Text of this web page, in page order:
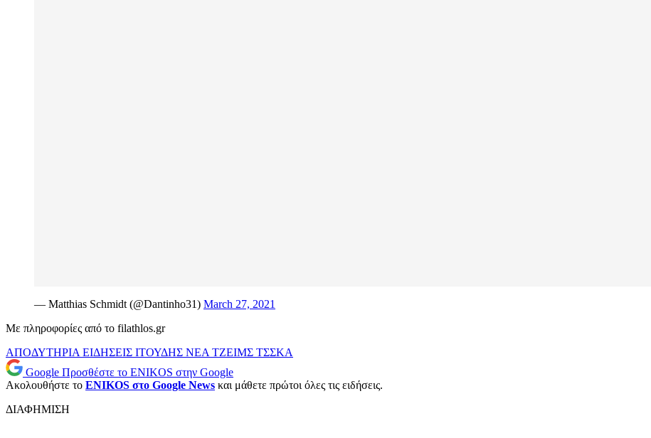
— Matthias Schmidt (@Dantinho31) March 27, 2021
Με πληροφορίες από το filathlos.gr
ΑΠΟΔΥΤΗΡΙΑ ΕΙΔΗΣΕΙΣ ΙΤΟΥΔΗΣ ΝΕΑ ΤΖΕΙΜΣ ΤΣΣΚΑ
Google Προσθέστε το ENIKOS στην Google
Ακολουθήστε το ENIKOS στο Google News και μάθετε πρώτοι όλες τις ειδήσεις.
ΔΙΑΦΗΜΙΣΗ